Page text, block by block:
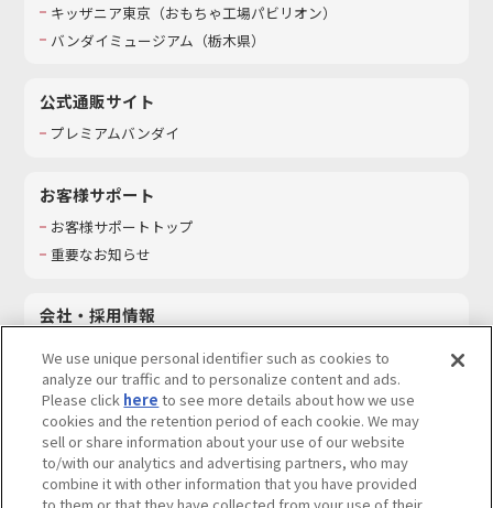
キッザニア東京（おもちゃ工場パビリオン）​
バンダイミュージアム（栃木県）
公式通販サイト
プレミアムバンダイ
お客様サポート
お客様サポートトップ
重要なお知らせ
会社・採用情報
採用情報
サステナビリティ
お問い合わせ
We use unique personal identifier such as cookies to
analyze our traffic and to personalize content and ads.
Please click here to see more details about how we use
cookies and the retention period of each cookie. We may
sell or share information about your use of our website
to/with our analytics and advertising partners, who may
combine it with other information that you have provided